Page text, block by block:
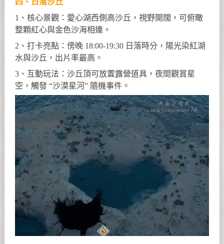
四、日落沙丘
1、核心景觀：愛心湖西側高沙丘，視野開闊，可俯瞰
整顆紅心與金色沙海相連。
2、打卡亮點：傍晚 18:00-19:30 日落時分，陽光染紅湖
水與沙丘，出片率最高。
3、互動玩法：沙丘頂可放置露營道具，夜間觀賞星
空，觸發 “沙漠星河” 隨機事件。